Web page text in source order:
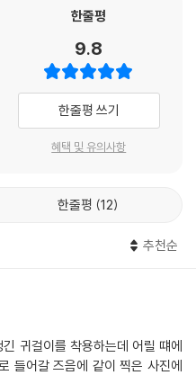
한줄평
9.8
한줄평 쓰기
혜택 및 유의사항
한줄평 12
추천순
귀걸이를 착용하는데 어릴 떄에
들어갈 즈음에 같이 찍은 사진에